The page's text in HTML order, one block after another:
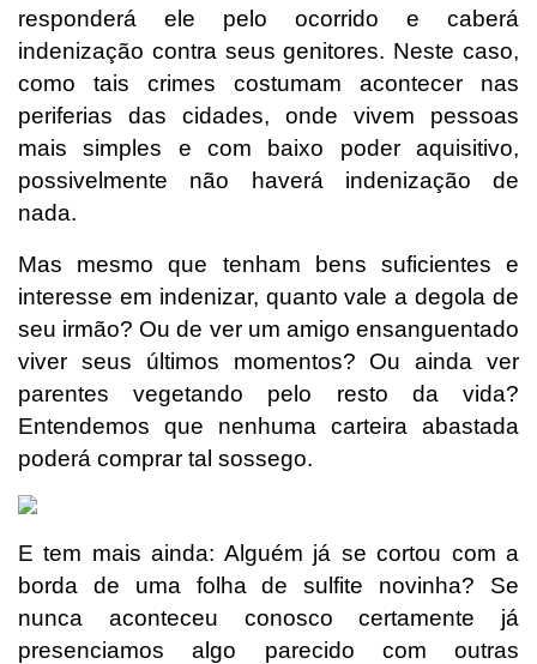
responderá ele pelo ocorrido e caberá
indenização contra seus genitores. Neste caso,
como tais crimes costumam acontecer nas
periferias das cidades, onde vivem pessoas
mais simples e com baixo poder aquisitivo,
possivelmente não haverá indenização de
nada.
Mas mesmo que tenham bens suficientes e
interesse em indenizar, quanto vale a degola de
seu irmão? Ou de ver um amigo ensanguentado
viver seus últimos momentos? Ou ainda ver
parentes vegetando pelo resto da vida?
Entendemos que nenhuma carteira abastada
poderá comprar tal sossego.
E tem mais ainda: Alguém já se cortou com a
borda de uma folha de sulfite novinha? Se
nunca aconteceu conosco certamente já
presenciamos algo parecido com outras